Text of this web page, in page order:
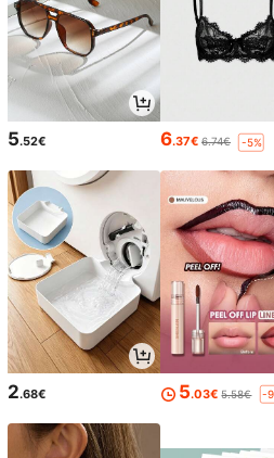
5.52€ 6.37€ 6.74€ -5%
2.68€ 5.03€ 5.58€ -